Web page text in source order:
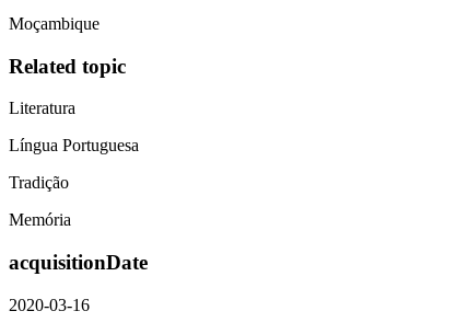
Moçambique
Related topic
Literatura
Língua Portuguesa
Tradição
Memória
acquisitionDate
2020-03-16